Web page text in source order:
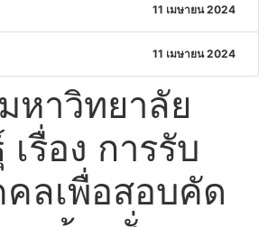
11 เมษายน 2024
11 เมษายน 2024
หาวิทยาลัย
รื่อง การรับ
ลเพื่อสอบคัด